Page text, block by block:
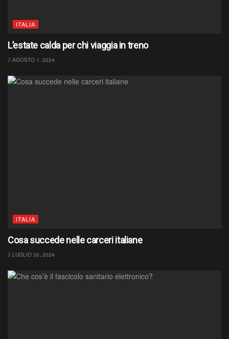
ITALIA
L’estate calda per chi viaggia in treno
AGOSTO 1, 2024
ITALIA
Cosa succede nelle carceri italiane
LUGLIO 30, 2024